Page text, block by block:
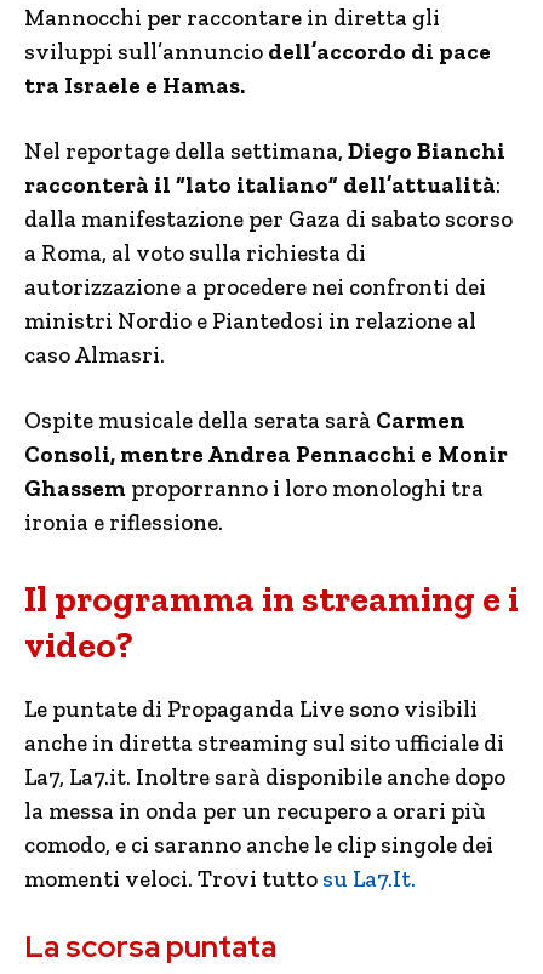
Mannocchi per raccontare in diretta gli
sviluppi sull’annuncio dell’accordo di pace
tra Israele e Hamas.
Nel reportage della settimana, Diego Bianchi
racconterà il “lato italiano” dell’attualità:
dalla manifestazione per Gaza di sabato scorso
a Roma, al voto sulla richiesta di
autorizzazione a procedere nei confronti dei
ministri Nordio e Piantedosi in relazione al
caso Almasri.
Ospite musicale della serata sarà Carmen
Consoli, mentre Andrea Pennacchi e Monir
Ghassem proporranno i loro monologhi tra
ironia e riflessione.
Il programma in streaming e i
video?
Le puntate di Propaganda Live sono visibili
anche in diretta streaming sul sito ufficiale di
La7, La7.it. Inoltre sarà disponibile anche dopo
la messa in onda per un recupero a orari più
comodo, e ci saranno anche le clip singole dei
momenti veloci. Trovi tutto su La7.It.
La scorsa puntata